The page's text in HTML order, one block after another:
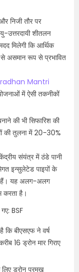
निजी तौर पर
उत्तरदायी शीतलन
मिलेगी कि आर्थिक
से असमान रूप से प्रभावित
Mantri
में ऐसी तकनीकों
की भी सिफारिश की
की तुलना में 20-30%
केंद्रीय संयंत्र में ठंडे पानी
इन्सुलेटेड पाइपों के
हैं। यह अलग-अलग
करता है।
गए: BSF
कि बीएसएफ ने वर्ष
16 ड्रोन मार गिराए
ड्रोन प्रमुख